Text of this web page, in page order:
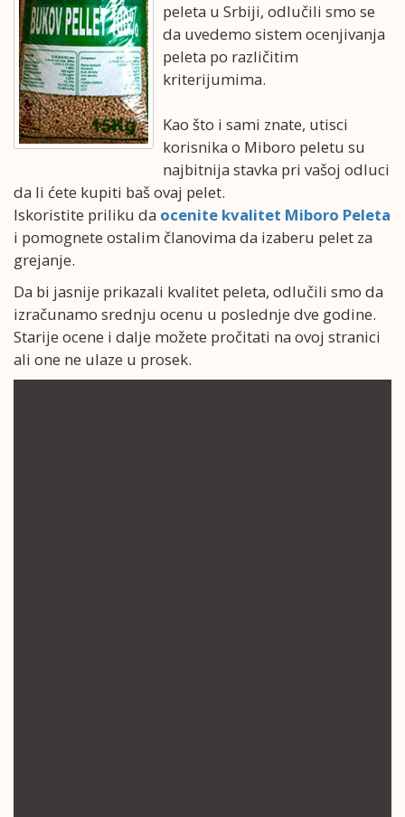
peleta u Srbiji, odlučili smo se
da uvedemo sistem ocenjivanja
peleta po različitim
kriterijumima.
Kao što i sami znate, utisci
korisnika o Miboro peletu su
najbitnija stavka pri vašoj odluci
da li ćete kupiti baš ovaj pelet.
Iskoristite priliku da ocenite kvalitet Miboro Peleta
i pomognete ostalim članovima da izaberu pelet za
grejanje.
Da bi jasnije prikazali kvalitet peleta, odlučili smo da
izračunamo srednju ocenu u poslednje dve godine.
Starije ocene i dalje možete pročitati na ovoj stranici
ali one ne ulaze u prosek.